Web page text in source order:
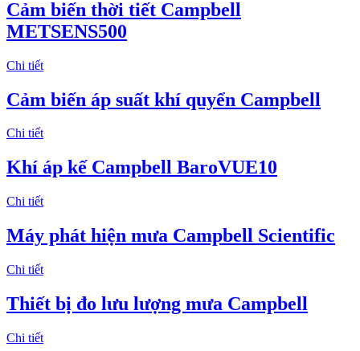
Cảm biến thời tiết Campbell
METSENS500
Chi tiết
Cảm biến áp suất khí quyển Campbell
Chi tiết
Khí áp kế Campbell BaroVUE10
Chi tiết
Máy phát hiện mưa Campbell Scientific
Chi tiết
Thiết bị đo lưu lượng mưa Campbell
Chi tiết